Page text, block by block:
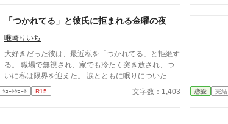
世界に転生していてそこで悪役令嬢だったことを思い
ンは、王太子殿下の前から姿を消すことにした。そん
なお話です。 ちょっと切ないお話です。
「つかれてる」と彼氏に拒まれる金曜の夜
唯崎りいち
大好きだった彼は、最近私を「つかれてる」と拒絶す
る。 職場で無視され、家でも冷たく突き放され、つ
いに私は限界を迎えた。 涙とともに眠りについた、
ある金曜日の夜。 変わり果てた二人の関係は、予想
もしない結末を迎える。
ｼｮｰﾄｼｮｰﾄ R15 文字数：1,403 恋愛 完結